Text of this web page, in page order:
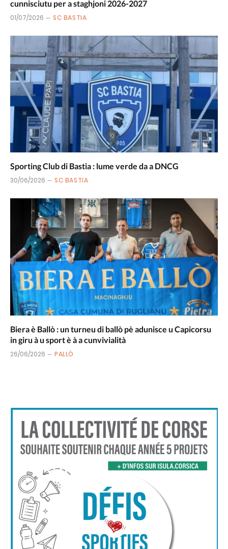
cunnisciutu per a staghjoni 2026-2027
01/07/2026 SC BASTIA
Sporting Club di Bastia : lume verde da a DNCG
30/06/2026 SC BASTIA
Biera è Ballò : un turneu di ballò pè adunisce u Capicorsu
in giru à u sport è à a cunvivialità
26/06/2026 PALLÒ